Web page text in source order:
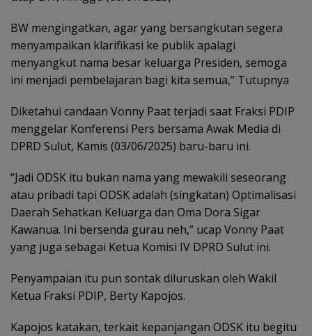
BW mengingatkan, agar yang bersangkutan segera
menyampaikan klarifikasi ke publik apalagi
menyangkut nama besar keluarga Presiden, semoga
ini menjadi pembelajaran bagi kita semua,” Tutupnya
Diketahui candaan Vonny Paat terjadi saat Fraksi PDIP
menggelar Konferensi Pers bersama Awak Media di
DPRD Sulut, Kamis (03/06/2025) baru-baru ini.
“Jadi ODSK itu bukan nama yang mewakili seseorang
atau pribadi tapi ODSK adalah (singkatan) Optimalisasi
Daerah Sehatkan Keluarga dan Oma Dora Sigar
Kawanua. Ini bersenda gurau neh,” ucap Vonny Paat
yang juga sebagai Ketua Komisi IV DPRD Sulut ini.
Penyampaian itu pun sontak diluruskan oleh Wakil
Ketua Fraksi PDIP, Berty Kapojos.
Kapojos katakan, terkait kepanjangan ODSK itu begitu